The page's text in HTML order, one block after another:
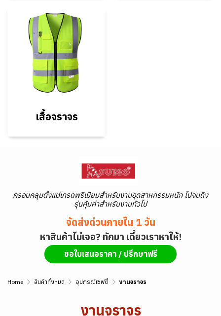
เสื้อจราจร
ครอบคลุมตั้งแต่เกรดพรีเมียมสำหรับงานอุตสาหกรรมหนัก ไปจนถึง
รุ่นคุ้มค่าสำหรับงานทั่วไป
จัดส่งด่วนภายใน 1 วัน
หาสินค้าไม่เจอ? ทักมา เดี๋ยวเราหาให้!
ขอใบเสนอราคา / ปรึกษาฟรี
Home สินค้าทั้งหมด อุปกรณ์เซฟตี้ งานจราจร
งานจราจร